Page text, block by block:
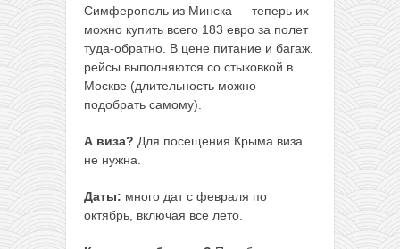
Симферополь из Минска — теперь их
можно купить всего 183 евро за полет
туда-обратно. В цене питание и багаж,
рейсы выполняются со стыковкой в
Москве (длительность можно
подобрать самому).
А виза? Для посещения Крыма виза
не нужна.
Даты: много дат с февраля по
октябрь, включая все лето.